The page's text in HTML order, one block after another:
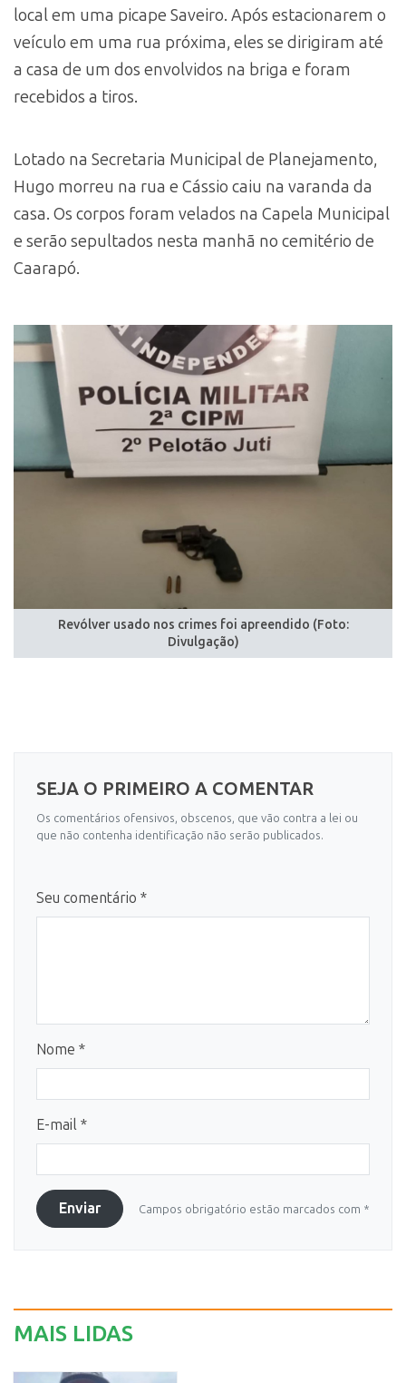
local em uma picape Saveiro. Após estacionarem o
veículo em uma rua próxima, eles se dirigiram até
a casa de um dos envolvidos na briga e foram
recebidos a tiros.
Lotado na Secretaria Municipal de Planejamento,
Hugo morreu na rua e Cássio caiu na varanda da
casa. Os corpos foram velados na Capela Municipal
e serão sepultados nesta manhã no cemitério de
Caarapó.
Revólver usado nos crimes foi apreendido (Foto:
Divulgação)
SEJA O PRIMEIRO A COMENTAR
Os comentários ofensivos, obscenos, que vão contra a lei ou
que não contenha identificação não serão publicados.
Seu comentário *
Nome *
E-mail *
Enviar Campos obrigatório estão marcados com *
MAIS LIDAS